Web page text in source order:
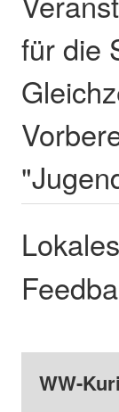
für die
WW-